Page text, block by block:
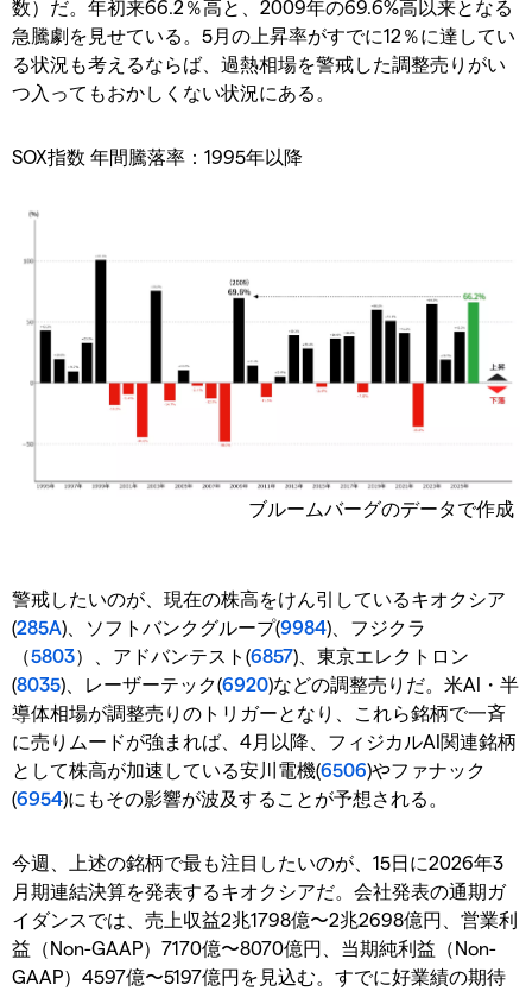
数）だ。年初来66.2％高と、2009年の69.6%高以来となる
急騰劇を見せている。5月の上昇率がすでに12％に達してい
る状況も考えるならば、過熱相場を警戒した調整売りがい
つ入ってもおかしくない状況にある。
SOX指数 年間騰落率：1995年以降
ブルームバーグのデータで作成
警戒したいのが、現在の株高をけん引しているキオクシア
(285A)、ソフトバンクグループ(9984)、フジクラ
（5803）、アドバンテスト(6857)、東京エレクトロン
(8035)、レーザーテック(6920)などの調整売りだ。米AI・半
導体相場が調整売りのトリガーとなり、これら銘柄で一斉
に売りムードが強まれば、4月以降、フィジカルAI関連銘柄
として株高が加速している安川電機(6506)やファナック
(6954)にもその影響が波及することが予想される。
今週、上述の銘柄で最も注目したいのが、15日に2026年3
月期連結決算を発表するキオクシアだ。会社発表の通期ガ
イダンスでは、売上収益2兆1798億〜2兆2698億円、営業利
益（Non-GAAP）7170億〜8070億円、当期純利益（Non-
GAAP）4597億〜5197億円を見込む。すでに好業績の期待